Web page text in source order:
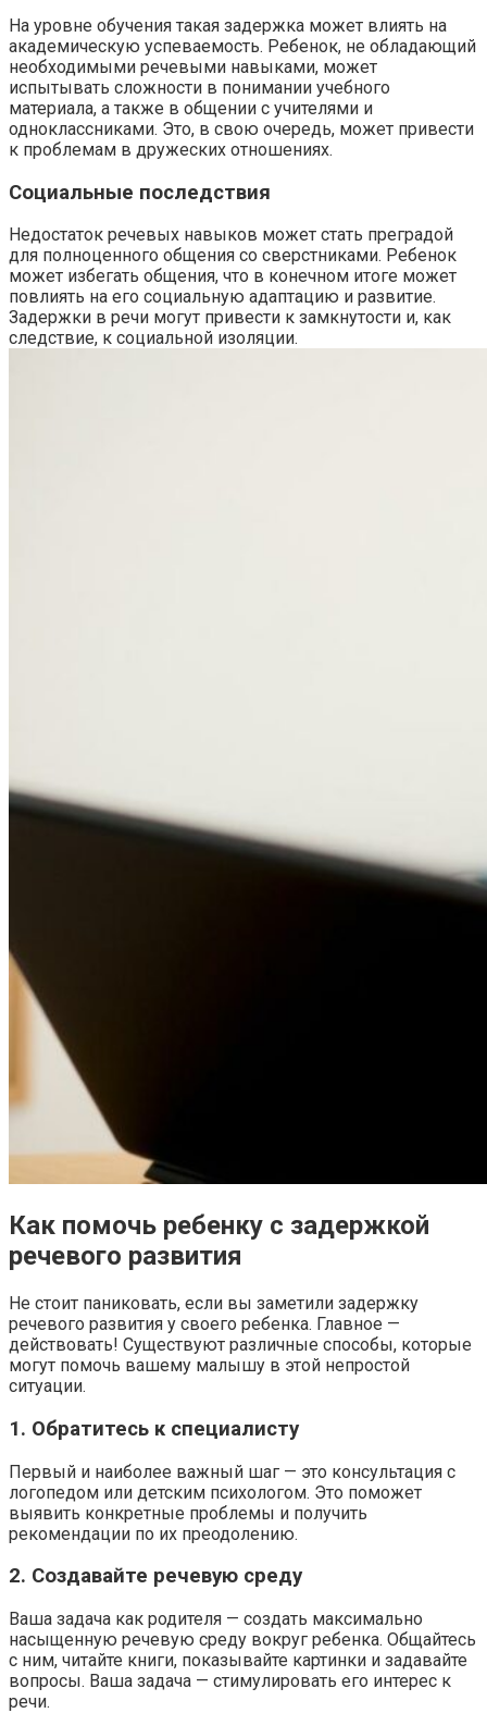
На уровне обучения такая задержка может влиять на
академическую успеваемость. Ребенок, не обладающий
необходимыми речевыми навыками, может
испытывать сложности в понимании учебного
материала, а также в общении с учителями и
одноклассниками. Это, в свою очередь, может привести
к проблемам в дружеских отношениях.
Социальные последствия
Недостаток речевых навыков может стать преградой
для полноценного общения со сверстниками. Ребенок
может избегать общения, что в конечном итоге может
повлиять на его социальную адаптацию и развитие.
Задержки в речи могут привести к замкнутости и, как
следствие, к социальной изоляции.
Как помочь ребенку с задержкой
речевого развития
Не стоит паниковать, если вы заметили задержку
речевого развития у своего ребенка. Главное —
действовать! Существуют различные способы, которые
могут помочь вашему малышу в этой непростой
ситуации.
1. Обратитесь к специалисту
Первый и наиболее важный шаг — это консультация с
логопедом или детским психологом. Это поможет
выявить конкретные проблемы и получить
рекомендации по их преодолению.
2. Создавайте речевую среду
Ваша задача как родителя — создать максимально
насыщенную речевую среду вокруг ребенка. Общайтесь
с ним, читайте книги, показывайте картинки и задавайте
вопросы. Ваша задача — стимулировать его интерес к
речи.